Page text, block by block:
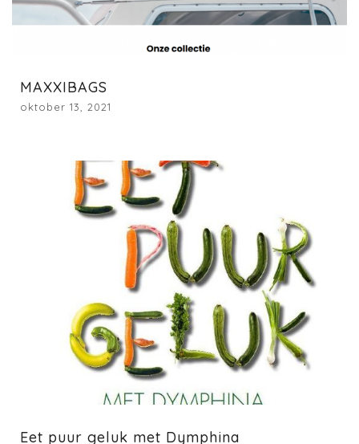
MAXXIBAGS
oktober 13, 2021
Eet puur geluk met Dymphina